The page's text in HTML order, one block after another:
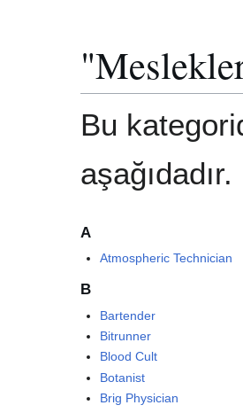
Bu
aşağıdadır.
A
Atmospheric Technician
B
Bartender
Bitrunner
Blood Cult
Botanist
Brig Physician